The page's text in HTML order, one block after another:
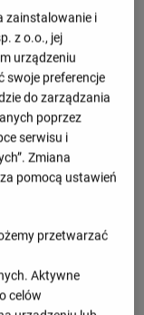
Sety PKT
9
4
zainstalowanie i
z o.o., jej
urządzeniu
swoje preferencje
do zarządzania
poprzez
serwisu i
Zmiana
pomocą ustawień
przetwarzać
Aktywne
celów